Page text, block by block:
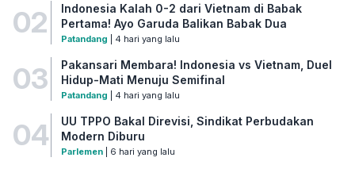
02
Indonesia Kalah 0-2 dari Vietnam di Babak
Pertama! Ayo Garuda Balikan Babak Dua
Patandang | 4 hari yang lalu
03
Pakansari Membara! Indonesia vs Vietnam, Duel
Hidup-Mati Menuju Semifinal
Patandang | 4 hari yang lalu
04
UU TPPO Bakal Direvisi, Sindikat Perbudakan
Modern Diburu
Parlemen| 6 hari yang lalu